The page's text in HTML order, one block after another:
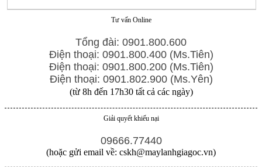
Tư vấn Online
Tổng đài: 0901.800.600
Điện thoại: 0901.800.400 (Ms.Tiên)
Điện thoại: 0901.800.200 (Ms.Tiên)
Điện thoại: 0901.802.900 (Ms.Yên)
(từ 8h đến 17h30 tất cả các ngày)
Giải quyết khiếu nại
09666.77440
(hoặc gửi email về: cskh@maylanhgiagoc.vn)